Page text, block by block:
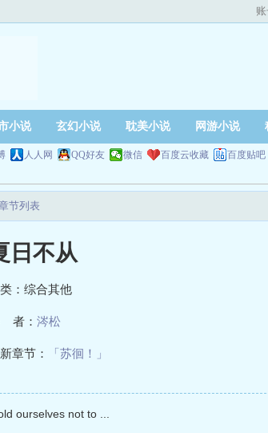
账
小说 玄幻小说 耽美小说 网游小说
人人网 QQ好友 微信 百度云收藏 百度贴吧
节列表
日不从
：综合其他
者： 涔松
章节： 「苏徊！」
ourselves not to ...